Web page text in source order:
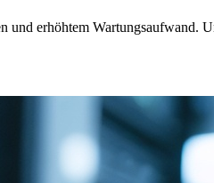
erhöhtem Wartungsaufwand.